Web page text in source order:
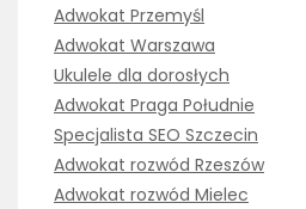
Adwokat Przemyśl
Adwokat Warszawa
Ukulele dla dorosłych
Adwokat Praga Południe
Specjalista SEO Szczecin
Adwokat rozwód Rzeszów
Adwokat rozwód Mielec